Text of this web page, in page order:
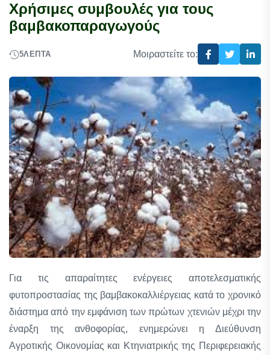
Χρήσιμες συμβουλές για τους
βαμβακοπαραγωγούς
5ΛΕΠΤΆ Μοιραστείτε το:
Για τις απαραίτητες ενέργειες αποτελεσματικής
φυτοπροστασίας της βαμβακοκαλλιέργειας κατά το χρονικό
διάστημα από την εμφάνιση των πρώτων χτενιών μέχρι την
έναρξη της ανθοφορίας, ενημερώνει η Διεύθυνση
Αγροτικής Οικονομίας και Κτηνιατρικής της Περιφερειακής